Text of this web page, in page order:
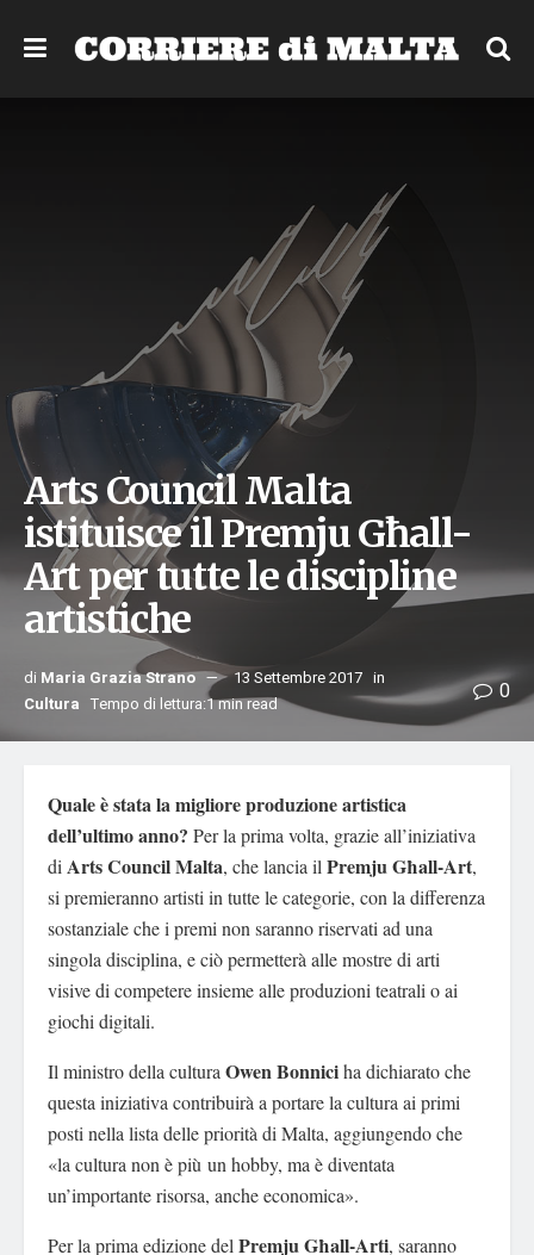
Arts Council Malta
istituisce il Premju Għall-
Art per tutte le discipline
artistiche
di Maria Grazia Strano 13 Settembre 2017 in
Cultura Tempo di lettura:1 min read 0
Quale è stata la migliore produzione artistica
dell’ultimo anno? Per la prima volta, grazie all’iniziativa
di Arts Council Malta, che lancia il Premju Għall-Art,
si premieranno artisti in tutte le categorie, con la differenza
sostanziale che i premi non saranno riservati ad una
singola disciplina, e ciò permetterà alle mostre di arti
visive di competere insieme alle produzioni teatrali o ai
giochi digitali.
Il ministro della cultura Owen Bonniciha dichiarato che
questa iniziativa contribuirà a portare la cultura ai primi
posti nella lista delle priorità di Malta, aggiungendo che
«la cultura non è più un hobby, ma è diventata
un’importante risorsa, anche economica».
Per la prima edizione del Premju Għall-Arti, saranno